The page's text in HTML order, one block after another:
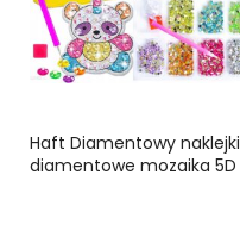
Haft Diamentowy naklejki
diamentowe mozaika 5D